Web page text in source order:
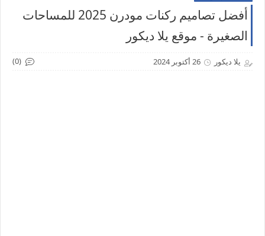
أفضل تصاميم ركنات مودرن 2025 للمساحات
الصغيرة - موقع يلا ديكور
يلا ديكور 26 أكتوبر 2024 (0)